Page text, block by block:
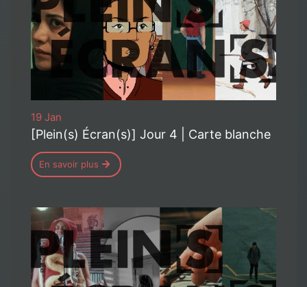
19 Jan
[Plein(s) Écran(s)] Jour 4 | Carte blanche
En savoir plus